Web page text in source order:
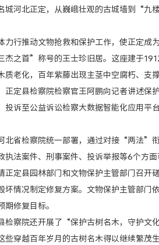
河北正定，从巍峨壮观的古城墙到“九
行推动文物抢救和保护工作，使正定成
首”称号的王士珍旧居。这座建于1912
质老化，百年紫藤出现主茎中空腐朽、支
县检察院检察官王阿鹏向记者讲述保护
至公益诉讼检察大数据智能化应用平
省检察院统一部署，通过对接“两法”衔
执法案件、刑事案件、投诉举报等6个方
县园林部门和文物保护主管部门召开
坏情况制定修复方案。文物保护主管部
期修复目标。
察院还开展了“保护古树名木，守护文
穿越百年岁月的古树名木得以继续繁茂生